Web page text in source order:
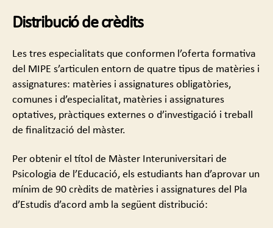
Distribució de crèdits
Les tres especialitats que conformen l’oferta formativa
del MIPE s’articulen entorn de quatre tipus de matèries i
assignatures: matèries i assignatures obligatòries,
comunes i d’especialitat, matèries i assignatures
optatives, pràctiques externes o d’investigació i treball
de finalització del màster.
Per obtenir el títol de Màster Interuniversitari de
Psicologia de l’Educació, els estudiants han d’aprovar un
mínim de 90 crèdits de matèries i assignatures del Pla
d’Estudis d’acord amb la següent distribució: